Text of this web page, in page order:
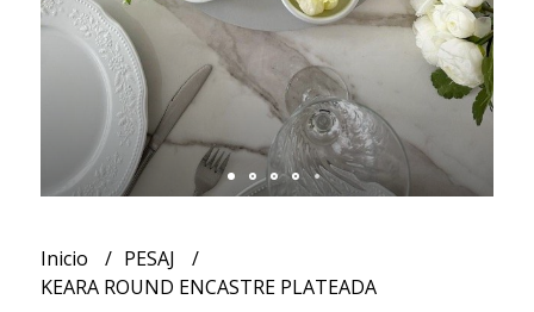
Inicio
PESAJ
KEARA ROUND ENCASTRE PLATEADA